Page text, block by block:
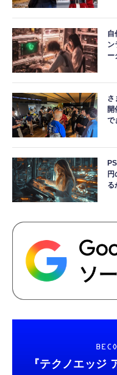
自
ン
ー
さ
で
る
『テクノエッジ